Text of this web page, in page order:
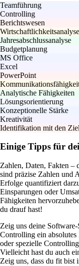
Teamführung
Controlling
Berichtswesen
Jahresabschlussanalyse
Budgetplanung
MS Office
Excel
PowerPoint
Analytische Fähigkeiten
Lösungsorientierung
Konzeptionelle Stärke
Kreativität
Identifikation mit den
Einige Tipps für
Zahlen, Daten, Fakten –
sind präzise Zahlen und
Erfolge quantifiziert
Einsparungen oder
Fähigkeiten
du drauf hast!
Zeig uns deine
Controlling ein
oder spezielle
Vielleicht hast du auch
Zeig uns, dass du fit bist